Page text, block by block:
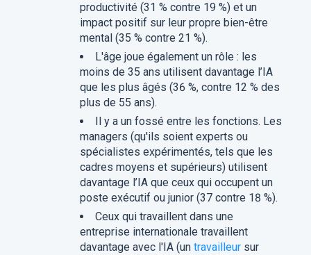
productivité (31 % contre 19 %) et un
impact positif sur leur propre bien-être
mental (35 % contre 21 %).
L'âge joue également un rôle : les
moins de 35 ans utilisent davantage l’IA
que les plus âgés (36 %, contre 12 % des
plus de 55 ans).
Il y a un fossé entre les fonctions. Les
managers (qu'ils soient experts ou
spécialistes expérimentés, tels que les
cadres moyens et supérieurs) utilisent
davantage l’IA que ceux qui occupent un
poste exécutif ou junior (37 contre 18 %).
Ceux qui travaillent dans une
entreprise internationale travaillent
davantage avec l'IA (un travailleursur